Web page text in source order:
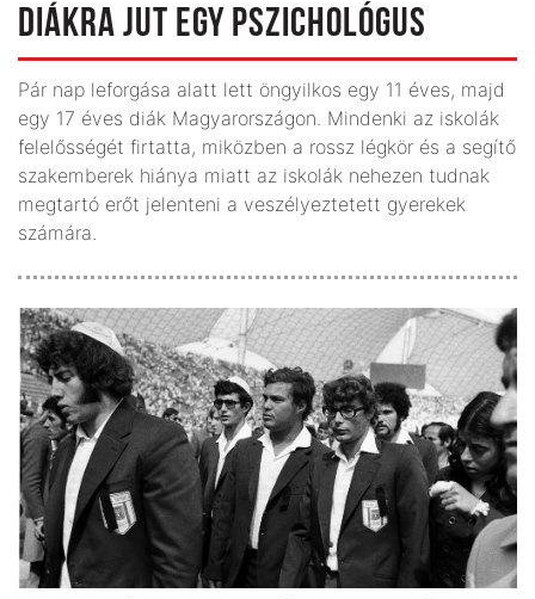
DIÁKRA JUT EGY PSZICHOLÓGUS
Pár nap leforgása alatt lett öngyilkos egy 11 éves, majd
egy 17 éves diák Magyarországon. Mindenki az iskolák
felelősségét firtatta, miközben a rossz légkör és a segítő
szakemberek hiánya miatt az iskolák nehezen tudnak
megtartó erőt jelenteni a veszélyeztetett gyerekek
számára.